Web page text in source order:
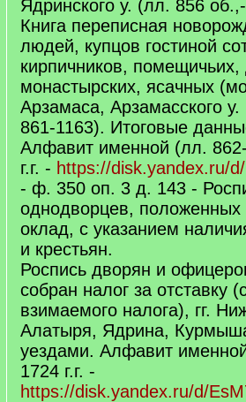
Ядринского у. (лл. 856
Книга переписная
людей, купцов гостиной
кирпичников,
монастырских, ясачных
Арзамаса, Арзамасского
861-1163). Итоговые
Алфавит именной (лл.
г.г. - https://disk.yandex.ru/
- ф. 350 оп. 3 д. 143 -
однодворцев,
оклад, с указанием
и крестьян.
Роспись дворян и
собран налог за отставку
взимаемого налога), гг.
Алатыря, Ядрина,
уездами. Алфавит
1724 г.г. -
https://disk.yandex.ru/d/